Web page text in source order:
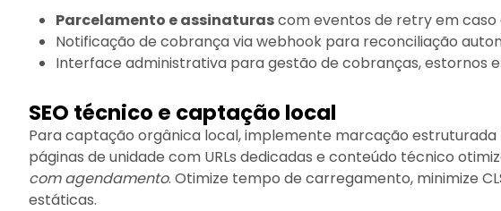
Parcelamento e assinaturascom eventos de retry em caso
Notificação de cobrança via webhook para reconciliação
Interface administrativa para gestão de cobranças, estornos
SEO técnico e captação local
Para captação orgânica local, implemente marcação
páginas de unidade com URLs dedicadas e conteúdo técnico
com agendamento. Otimize tempo de carregamento, minimize
estáticas.